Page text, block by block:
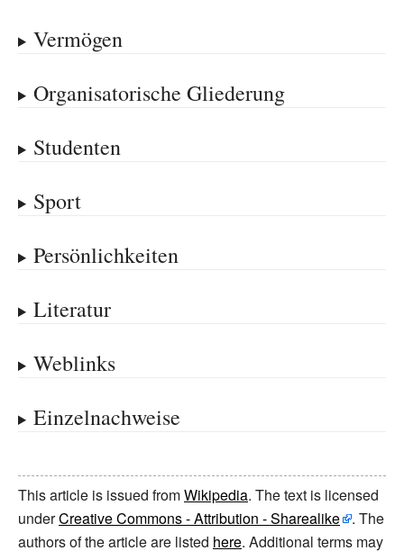
Vermögen
Organisatorische Gliederung
Studenten
Sport
Persönlichkeiten
Literatur
Weblinks
Einzelnachweise
This article is issued fromWikipedia. The text is licensed
underCreative Commons - Attribution - Sharealike
. The
authors of the article are listed here. Additional terms may